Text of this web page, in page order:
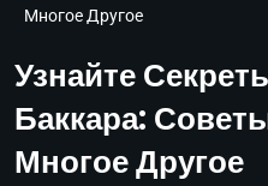
Многое Другое
Узнайте
Баккара:
Многое Другое